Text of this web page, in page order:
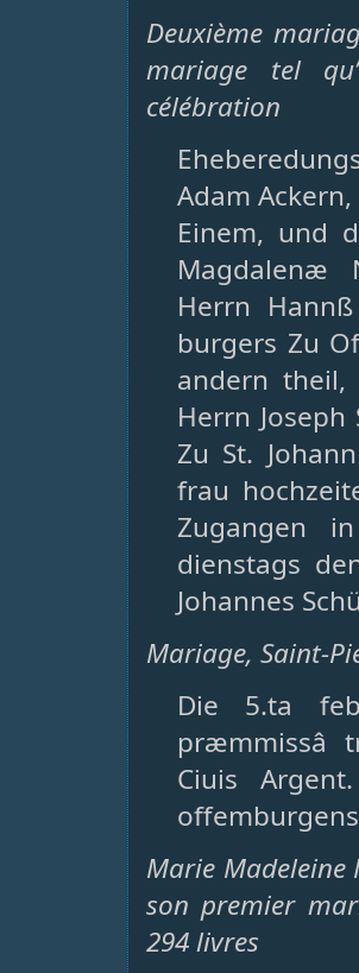
Deuxième
mariage tel
célébration
Adam
Einem, und
Magdalenæ
Herrn
burgers Zu
andern
Herrn
Zu St.
frau
Zugangen
dienstags
Johannes
Mariage, Saint-
Die 5.ta
præmmissâ
Ciuis
Marie Madeleine
son premier
294 livres